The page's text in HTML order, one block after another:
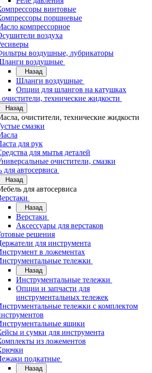
винтовые
поршневые
компрессорное
воздуха
воздушные, лубрикаторы
воздушные
Назад
Шланги воздушные
Опции для шлангов на катушках
технические жидкости
Назад
очистители, технические жидкости
смазки
для рук
для мытья деталей
очистители, смазки
для автосервиса
Назад
для автосервиса
Назад
Верстаки
Аксессуары для верстаков
решения
для инструмента
в ложементах
тележки
Назад
Инструментальные тележки
Опции и запчасти для
инструментальных тележек
тележки с комплектом
ящики
и сумки для инструмента
из ложементов
подкатные
Назад